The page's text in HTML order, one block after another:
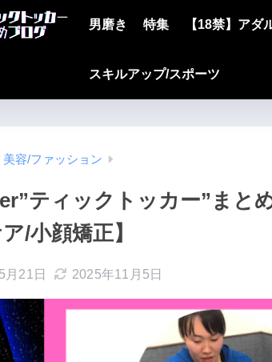
男磨き 特集 【18禁】アダ
スキルアップ/スポーツ
美容/ファッション
ティックトッカー”まと
/小顔矯正】
月21日 2025年11月5日